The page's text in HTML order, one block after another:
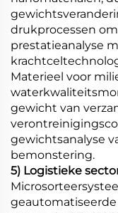
drukprocessen
prestatieanalyse
Materieel voor
gewicht van
gewichtsanalyse
bemonstering.
5) Logistieke